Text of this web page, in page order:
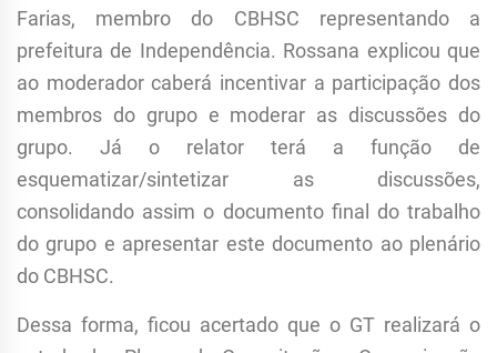
Farias, membro do CBHSC representando a
prefeitura de Independência. Rossana explicou que
ao moderador caberá incentivar a participação dos
membros do grupo e moderar as discussões do
grupo. Já o relator terá a função de
esquematizar/sintetizar as discussões,
consolidando assim o documento final do trabalho
do grupo e apresentar este documento ao plenário
do CBHSC.
Dessa forma, ficou acertado que o GT realizará o